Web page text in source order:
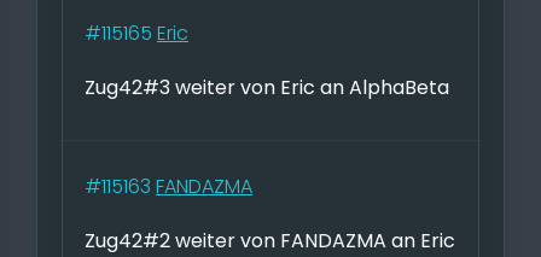
#115165 Eric
Zug42#3 weiter von Eric an AlphaBeta
#115163 FANDAZMA
Zug42#2 weiter von FANDAZMA an Eric